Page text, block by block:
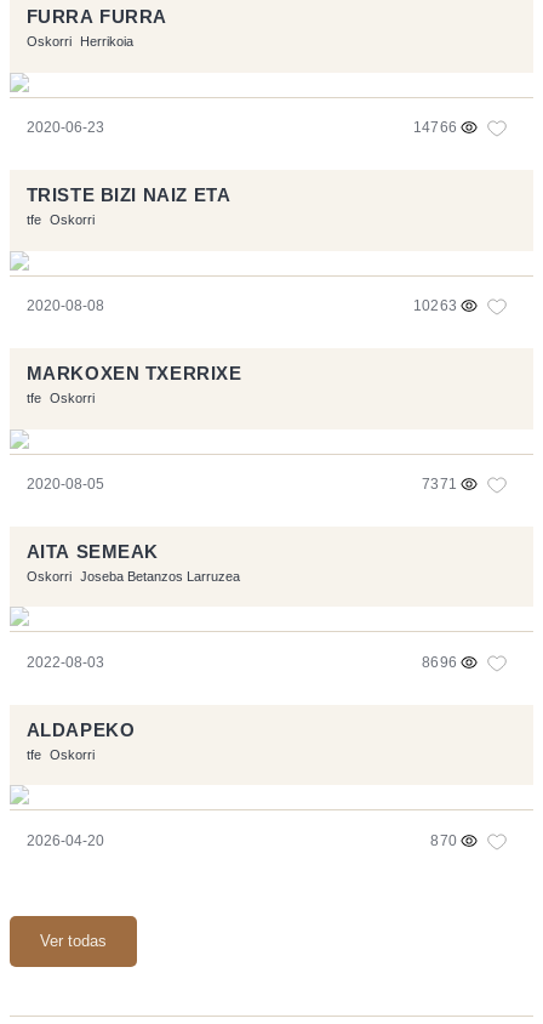
FURRA FURRA
Oskorri Herrikoia
2020-06-23 14766
TRISTE BIZI NAIZ ETA
tfe Oskorri
2020-08-08 10263
MARKOXEN TXERRIXE
tfe Oskorri
2020-08-05 7371
AITA SEMEAK
Oskorri Joseba Betanzos Larruzea
2022-08-03 8696
ALDAPEKO
tfe Oskorri
2026-04-20 870
Ver todas